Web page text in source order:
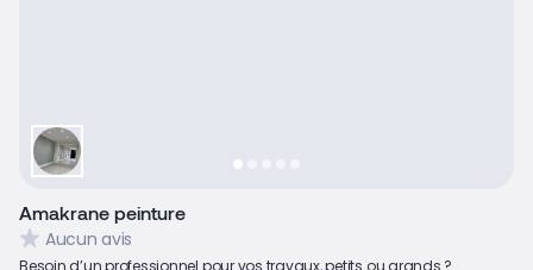
Amakrane peinture
Aucun avis
Besoin d’un professionnel pour vos travaux, petits ou grands ?